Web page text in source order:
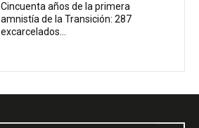
Cincuenta años de la primera
amnistía de la Transición: 287
excarcelados...